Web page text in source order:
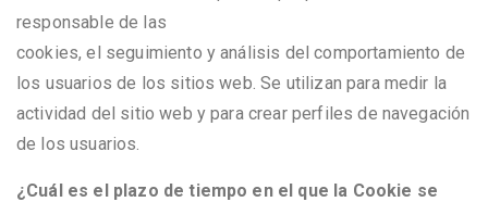
responsable de las
cookies, el seguimiento y análisis del comportamiento de
los usuarios de los sitios web. Se utilizan para medir la
actividad del sitio web y para crear perfiles de navegación
de los usuarios.
¿Cuál es el plazo de tiempo en el que la Cookie se